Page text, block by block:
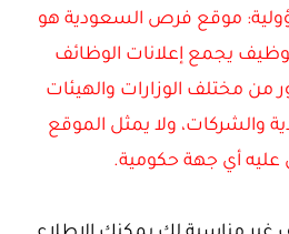
موقع فرص السعودية هو
يجمع إعلانات الوظائف
من مختلف الوزارات والهيئات
والشركات، ولا يمثل الموقع
عليه أي جهة حكومية.